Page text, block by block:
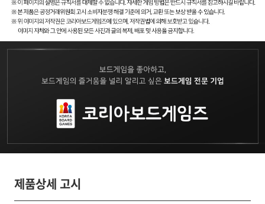
제품상세 고시